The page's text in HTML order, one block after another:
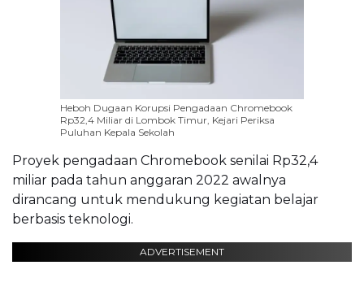
Heboh Dugaan Korupsi Pengadaan Chromebook
Rp32,4 Miliar di Lombok Timur, Kejari Periksa
Puluhan Kepala Sekolah
Proyek pengadaan Chromebook senilai Rp32,4
miliar pada tahun anggaran 2022 awalnya
dirancang untuk mendukung kegiatan belajar
berbasis teknologi.
ADVERTISEMENT